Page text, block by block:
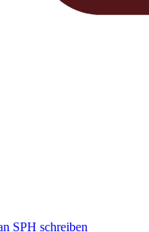
SPH schreiben